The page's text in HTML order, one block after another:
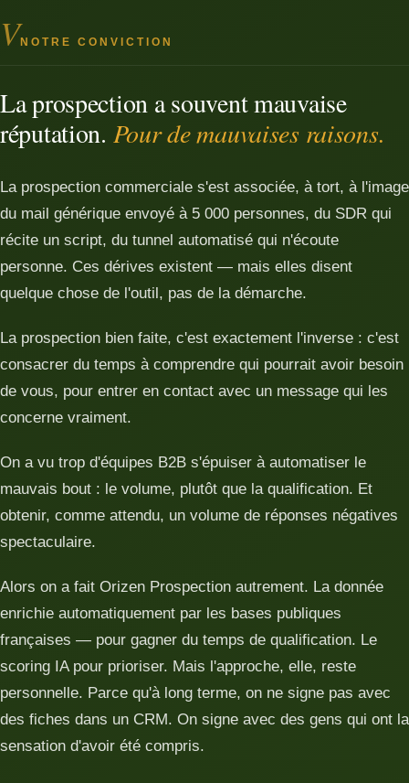
VNOTRE CONVICTION
La prospection a souvent mauvaise
réputation. Pour de mauvaises raisons.
La prospection commerciale s'est associée, à tort, à l'image
du mail générique envoyé à 5 000 personnes, du SDR qui
récite un script, du tunnel automatisé qui n'écoute
personne. Ces dérives existent — mais elles disent
quelque chose de l'outil, pas de la démarche.
La prospection bien faite, c'est exactement l'inverse : c'est
consacrer du temps à comprendre qui pourrait avoir besoin
de vous, pour entrer en contact avec un message qui les
concerne vraiment.
On a vu trop d'équipes B2B s'épuiser à automatiser le
mauvais bout : le volume, plutôt que la qualification. Et
obtenir, comme attendu, un volume de réponses négatives
spectaculaire.
Alors on a fait Orizen Prospection autrement. La donnée
enrichie automatiquement par les bases publiques
françaises — pour gagner du temps de qualification. Le
scoring IA pour prioriser. Mais l'approche, elle, reste
personnelle. Parce qu'à long terme, on ne signe pas avec
des fiches dans un CRM. On signe avec des gens qui ont la
sensation d'avoir été compris.